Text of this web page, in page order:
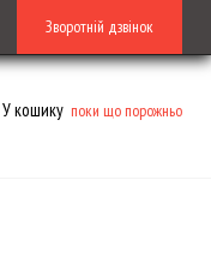
Зворотній дзвінок
У кошику поки що порожньо